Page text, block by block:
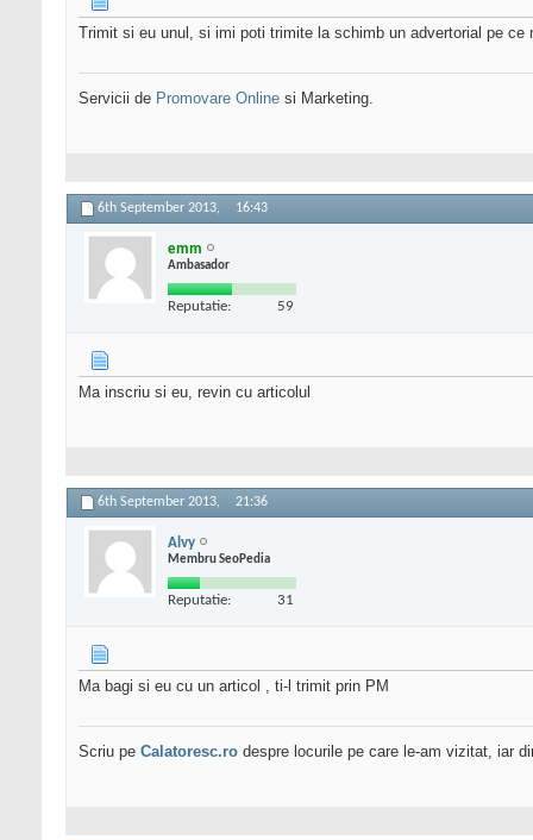
Trimit si eu unul, si imi poti trimite la schimb un advertorial pe ce
Servicii de Promovare Online si Marketing.
6th September 2013, 16:43
emm
Ambasador
Reputatie: 59
Ma inscriu si eu, revin cu articolul
6th September 2013, 21:36
Alvy
Membru SeoPedia
Reputatie: 31
Ma bagi si eu cu un articol , ti-l trimit prin PM
Scriu pe Calatoresc.ro despre locurile pe care le-am vizitat, iar